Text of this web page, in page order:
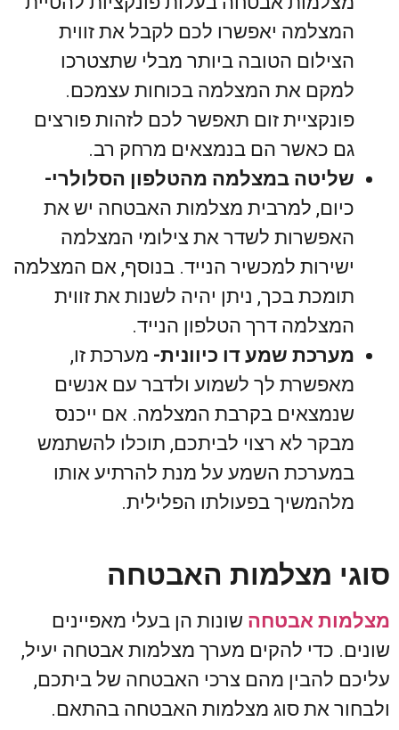
המצלמה יאפשרו לכם לקבל את זווית
הצילום הטובה ביותר מבלי שתצטרכו
למקם את המצלמה בכוחות עצמכם.
פונקציית זום תאפשר לכם לזהות פורצים
גם כאשר הם בנמצאים מרחק רב.
שליטה במצלמה מהטלפון הסלולרי-
כיום, למרבית מצלמות האבטחה יש את
האפשרות לשדר את צילומי המצלמה
ישירות למכשיר הנייד. בנוסף, אם המצלמה
תומכת בכך, ניתן יהיה לשנות את זווית
המצלמה דרך הטלפון הנייד.
מערכת שמע דו כיוונית- מערכת זו,
מאפשרת לך לשמוע ולדבר עם אנשים
שנמצאים בקרבת המצלמה. אם ייכנס
מבקר לא רצוי לביתכם, תוכלו להשתמש
במערכת השמע על מנת להרתיע אותו
מלהמשיך בפעולתו הפלילית.
סוגי מצלמות האבטחה
מצלמות אבטחה שונות הן בעלי מאפיינים
שונים. כדי להקים מערך מצלמות אבטחה יעיל,
עליכם להבין מהם צרכי האבטחה של ביתכם,
ולבחור את סוג מצלמות האבטחה בהתאם.